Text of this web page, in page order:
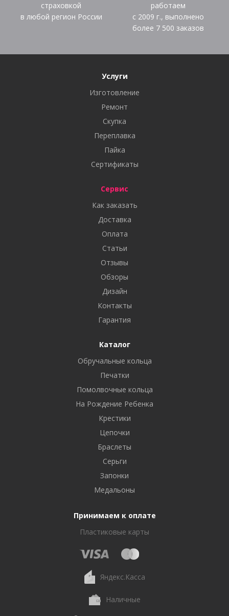
страховкой
в любой регион России
работаем
с 2009 г., выполнено
более 7 500 заказов
Услуги
Изготовление
Ремонт
Скупка
Переплавка
Пайка
Сертификаты
Сервис
Как заказать
Доставка
Оплата
Статьи
Отзывы
Обзоры
Дизайн
Контакты
Гарантия
Каталог
Обручальные кольца
Печатки
Помолвочные кольца
На Рождение Ребенка
Крестики
Цепочки
Браслеты
Серьги
Запонки
Медальоны
Принимаем к оплате
Пластиковые карты
Яндекс.Касса
Наличные